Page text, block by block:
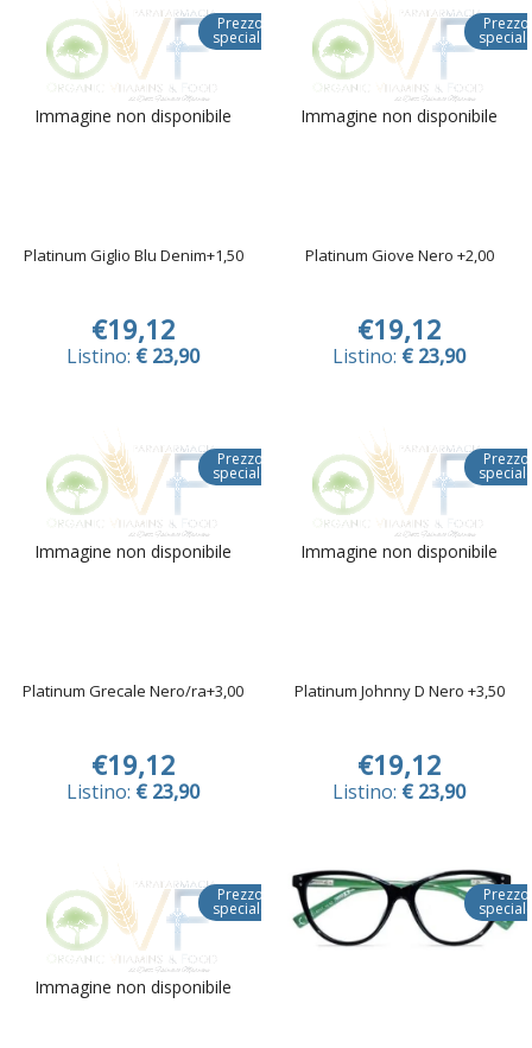
Immagine non disponibile
Prezzo
speciale
Platinum Giglio Blu Denim+1,50
€19,12
Listino: € 23,90
Immagine non disponibile
Prezzo
Platinum Giove Nero +2,00
€19,12
Listino: € 23,90
Immagine non disponibile
Prezzo
speciale
Platinum Grecale Nero/ra+3,00
€19,12
Listino: € 23,90
Immagine non disponibile
Prezzo
Platinum Johnny D Nero +3,50
€19,12
Listino: € 23,90
Immagine non disponibile
Prezzo
speciale
Prezzo